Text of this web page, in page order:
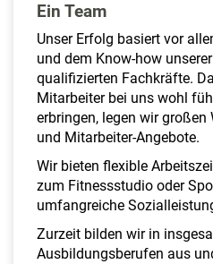
Ein Team
Unser Erfolg basiert vor
und dem Know-how
qualifizierten Fachkräfte.
Mitarbeiter bei uns wohl
erbringen, legen wir
und Mitarbeiter-Angebote.
Wir bieten flexible
zum Fitnessstudio oder
umfangreiche
Zurzeit bilden wir in
Ausbildungsberufen aus